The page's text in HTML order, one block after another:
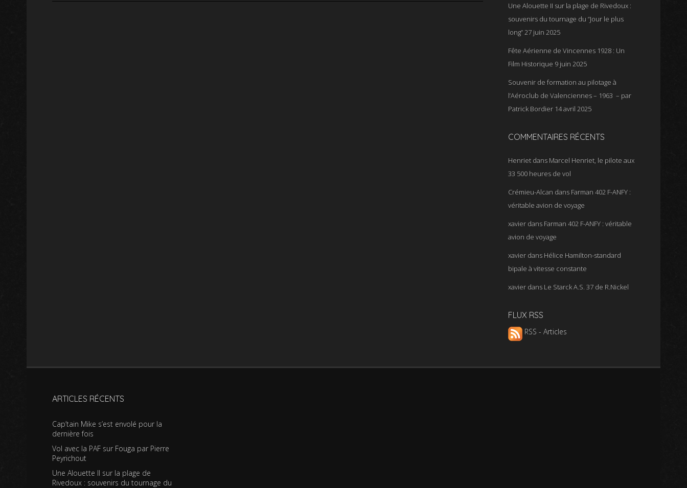
Une Alouette II sur la plage de Rivedoux :
souvenirs du tournage du “Jour le plus
long”27 juin 2025
Fête Aérienne de Vincennes 1928 : Un
Film Historique 9 juin 2025
Souvenir de formation au pilotage à
l’Aéroclub de Valenciennes – 1963 – par
Patrick Bordier 14 avril 2025
COMMENTAIRES RÉCENTS
Henriet dans Marcel Henriet, le pilote aux
33 500 heures de vol
Crémieu-Alcan dans Farman 402 F-ANFY :
véritable avion de voyage
xavier dans Farman 402 F-ANFY : véritable
avion de voyage
xavier dans Hélice Hamilton-standard
bipale à vitesse constante
xavier dans Le Starck A.S. 37 de R.Nickel
FLUX RSS
RSS - Articles
ARTICLES RÉCENTS
Cap’tain Mike s’est envolé pour la
dernière fois
Vol avec la PAF sur Fouga par Pierre
Peyrichout
Une Alouette II sur la plage de
Rivedoux : souvenirs du tournage du